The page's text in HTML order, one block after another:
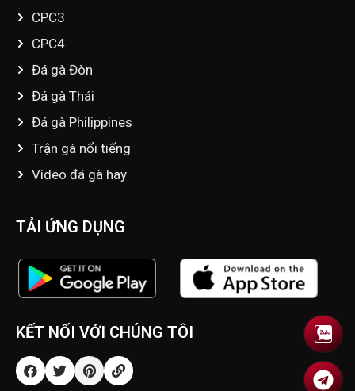
CPC3
CPC4
Đá gà Đòn
Đá gà Thái
Đá gà Philippines
Trận gà nổi tiếng
Video đá gà hay
TẢI ỨNG DỤNG
KẾT NỐI VỚI CHÚNG TÔI